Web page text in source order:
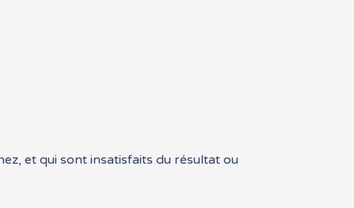
et qui sont insatisfaits du résultat ou